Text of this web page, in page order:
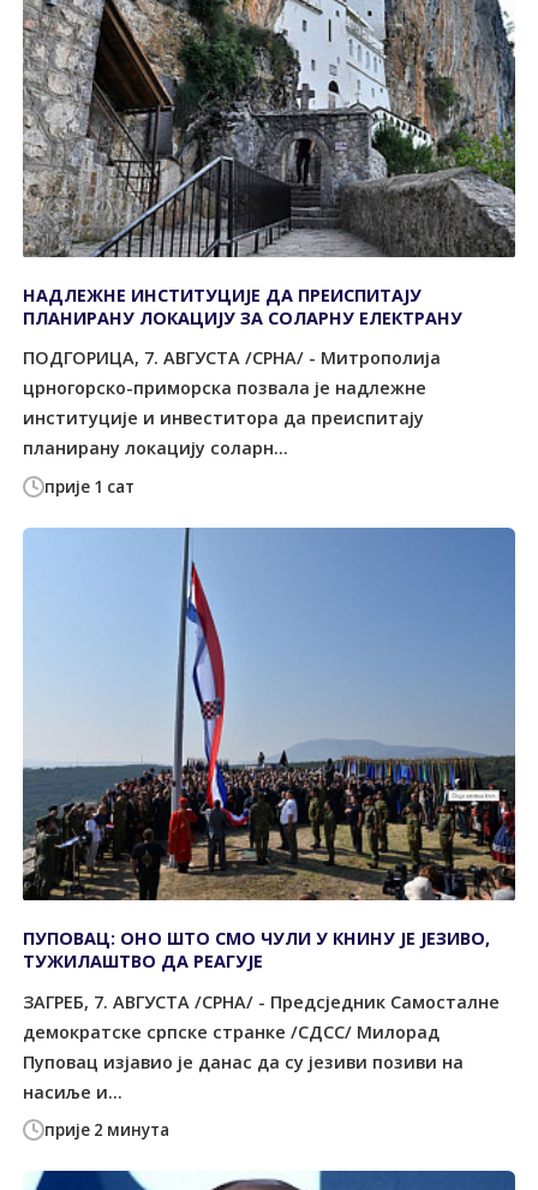
прије 1 сат
НАДЛЕЖНЕ ИНСТИТУЦИЈЕ ДА ПРЕИСПИТАЈУ
ПЛАНИРАНУ ЛОКАЦИЈУ ЗА СОЛАРНУ ЕЛЕКТРАНУ
ПОДГОРИЦА, 7. АВГУСТА /СРНА/ - Митрополија
црногорско-приморска позвала је надлежне
институције и инвеститора да преиспитају
планирану локацију соларн...
прије 2 минута
ПУПОВАЦ: ОНО ШТО СМО ЧУЛИ У КНИНУ ЈЕ ЈЕЗИВО,
ТУЖИЛАШТВО ДА РЕАГУЈЕ
ЗАГРЕБ, 7. АВГУСТА /СРНА/ - Предсједник Самосталне
демократске српске странке /СДСС/ Милорад
Пуповац изјавио је данас да су језиви позиви на
насиље и...